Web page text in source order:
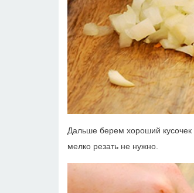
Дальше берем хороший
мелко резать не нужно.